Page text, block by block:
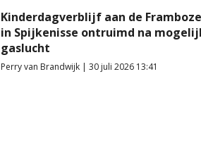
Kinderdagverblijf aan de
in Spijkenisse ontruimd na
gaslucht
Perry van Brandwijk | 30 juli 2026 13:41